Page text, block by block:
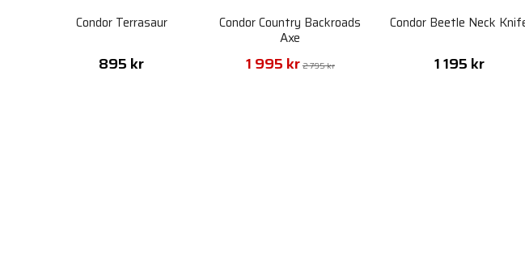
Condor Terrasaur
895 kr
Condor Country Backroads
Axe
1 995 kr 2 795 kr
Condor Beetle Neck
1 195 kr